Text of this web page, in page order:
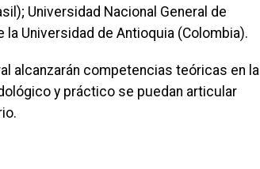
Universidad Nacional General de
la Universidad de Antioquia (Colombia).
alcanzarán competencias teóricas en la
y práctico se puedan articular